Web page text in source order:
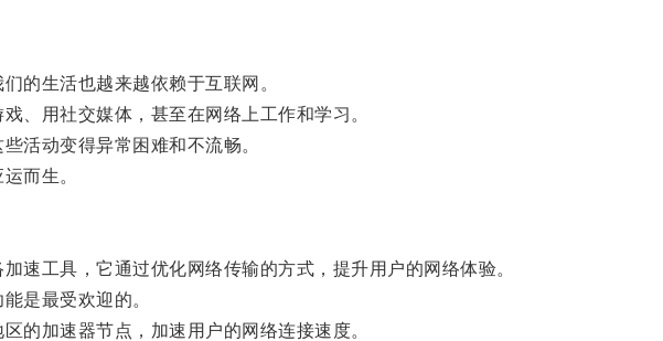
生活也越来越依赖于互联网。
用社交媒体，甚至在网络上工作和学习。
动变得异常困难和不流畅。
而生。
工具，它通过优化网络传输的方式，提升用户的网络体验。
是最受欢迎的。
加速器节点，加速用户的网络连接速度。